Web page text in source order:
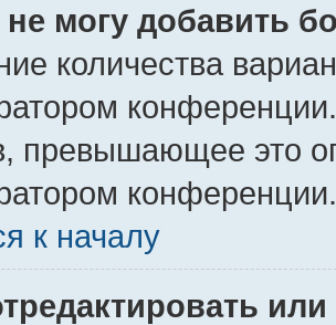
могу добавить
количества
превышающее это
конференции.
к началу